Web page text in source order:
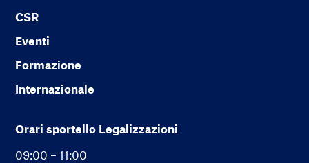
CSR
Eventi
Formazione
Internazionale
Orari sportello Legalizzazioni
09:00 – 11:00